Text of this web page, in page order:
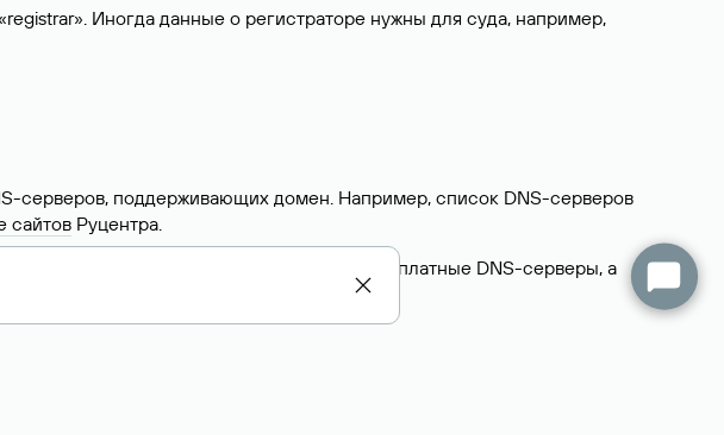
Иногда данные о регистраторе нужны для суда, например,
серверов, поддерживающих домен. Например, список DNS-серверов
сайтов Руцентра.
сайтов делегируют домен на бесплатные DNS-серверы, а